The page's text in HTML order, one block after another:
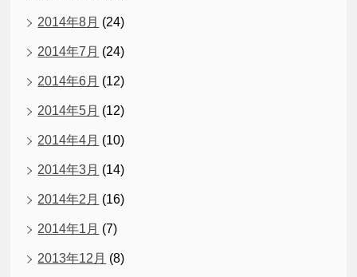
2014年8月 (24)
2014年7月 (24)
2014年6月 (12)
2014年5月 (12)
2014年4月 (10)
2014年3月 (14)
2014年2月 (16)
2014年1月 (7)
2013年12月 (8)